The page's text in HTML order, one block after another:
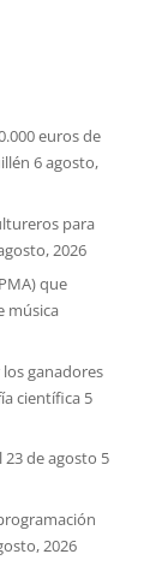
euros de
6 agosto,
para
2026
que
música
ganadores
científica 5
23 de agosto 5
2026